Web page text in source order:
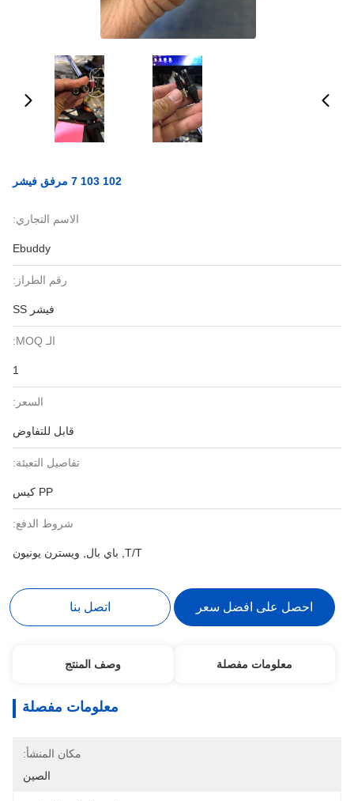
102 103 7 مرفق فيشر
الاسم التجاري:
Ebuddy
رقم الطراز:
فيشر SS
الـ MOQ:
1
السعر:
قابل للتفاوض
تفاصيل التعبئة:
PP كيس
شروط الدفع:
T/T, باي بال, ويسترن يونيون
احصل على افضل سعر اتصل بنا
معلومات مفصلة وصف المنتج
معلومات مفصلة
مكان المنشأ:
الصين